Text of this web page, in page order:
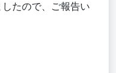
たので、ご報告い